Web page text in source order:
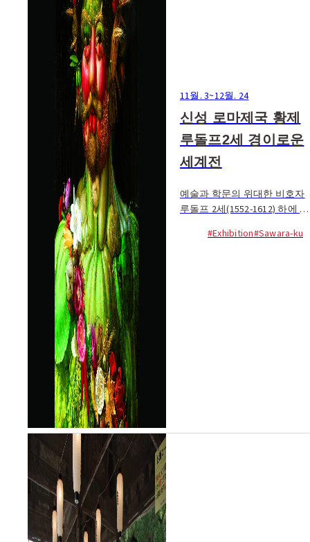
11월. 3~12월. 24
신성 로마제국 황제
루돌프2세 경이로운
세계전
예술과 학문의 위대한 비호자
루돌프 2세(1552-1612) 하에 꽃
존하면...#Exhibition#Sawara-ku